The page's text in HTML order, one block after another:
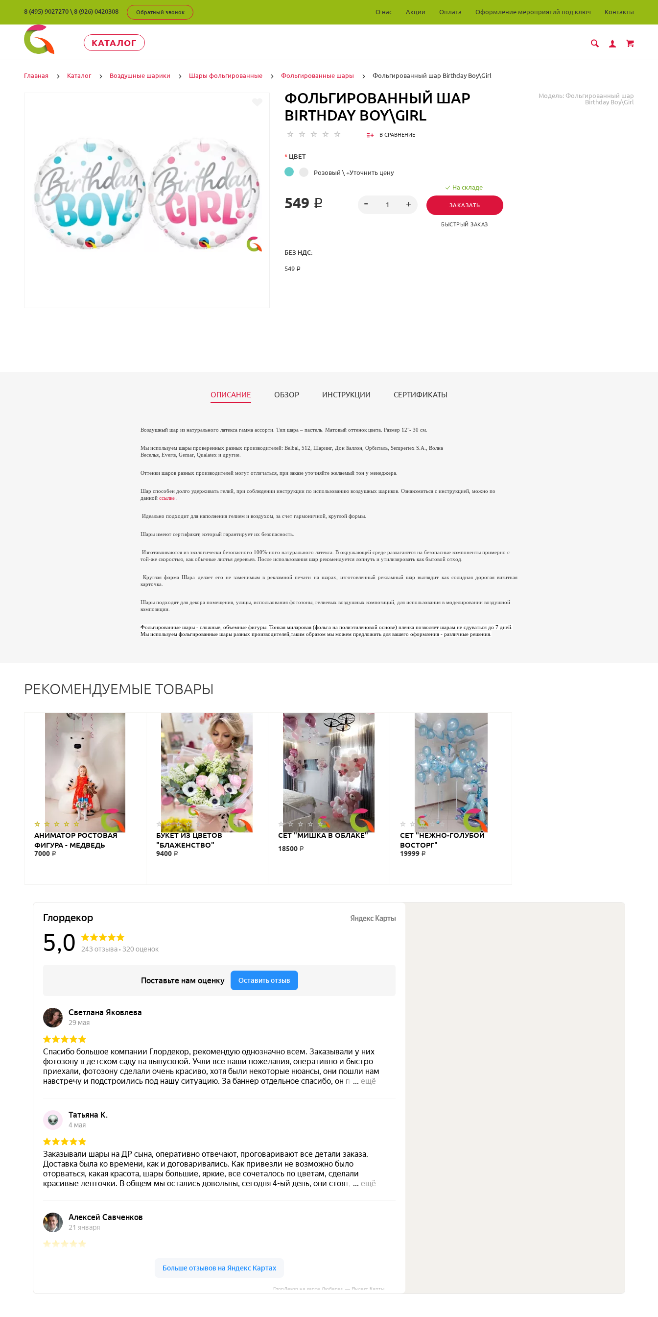
8 (495) 9027270 \ 8 (926) 0420308 Обратный звонок О нас Акции Оплата Оформление мероприятий под ключ Контакты
КАТАЛОГ
Главная Каталог Воздушные шарики Шары фольгированные Фольгированные шары Фольгированный шар Birthday Boy\Girl
Модель: Фольгированный шар
Birthday Boy\Girl
ФОЛЬГИРОВАННЫЙ ШАР
BIRTHDAY BOY\GIRL
В СРАВНЕНИЕ
* ЦВЕТ
Розовый \ +Уточнить цену
549 ₽
На складе
ЗАКАЗАТЬ
БЫСТРЫЙ ЗАКАЗ
БЕЗ НДС:
549 ₽
ОПИСАНИЕ ОБЗОР ИНСТРУКЦИИ СЕРТИФИКАТЫ
Воздушный шар из натурального латекса гамма ассорти. Тип шара – пастель. Матовый оттенок цвета. Размер 12"- 30 см.
Мы используем шары проверенных разных производителей: Belbal, 512, Шаринг, Дон Баллон, Орбиталь, Sempertex S. A ., Волна
Веселья, Everts, Gemar, Qualatex и другие.
Оттенки шаров разных производителей могут отличаться, при заказе уточняйте желаемый тон у менеджера.
Шар способен долго удерживать гелий, при соблюдении инструкции по использованию воздушных шариков. Ознакомиться с инструкцией, можно по
данной ссылке.
Идеально подходит для наполнения гелием и воздухом, за счет гармоничной, круглой формы.
Шары имеют сертификат, который гарантирует их безопасность.
Изготавливаются из экологически безопасного 100%-ного натурального латекса. В окружающей среде разлагаются на безопасные компоненты примерно с
той-же скоростью, как обычные листья деревьев. После использования шар рекомендуется лопнуть и утилизировать как бытовой отход.
Круглая форма Шара делает его не заменимым в рекламной печати на шарах, изготовленный рекламный шар выглядит как солидная дорогая визитная
карточка.
Шары подходят для декора помещения, улицы, использования фотозоны, гелиевых воздушных композиций, для использования в моделировании воздушной
композиции.
Фольгированные шары - сложные, объемные фигуры. Тонкая миларовая (фольга на полиэтиленовой основе) пленка позволяет шарам не сдуваться до 7 дней.
Мы используем фольгированные шары разных производителей,таким образом мы можем предложить для вашего оформления - различные решения.
РЕКОМЕНДУЕМЫЕ ТОВАРЫ
АНИМАТОР РОСТОВАЯ
ФИГУРА - МЕДВЕДЬ
«СЕВЕРНЫЙ МИШКА»
7000 ₽
БУКЕТ ИЗ ЦВЕТОВ
"БЛАЖЕНСТВО"
9400 ₽
СЕТ "МИШКА В ОБЛАКЕ"
18500 ₽
СЕТ "НЕЖНО-ГОЛУБОЙ
ВОСТОРГ"
19999 ₽
ГлорДекор на карте Люберец — Яндекс Карты